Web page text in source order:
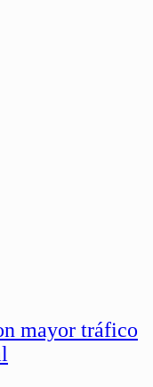
mayor tráfico